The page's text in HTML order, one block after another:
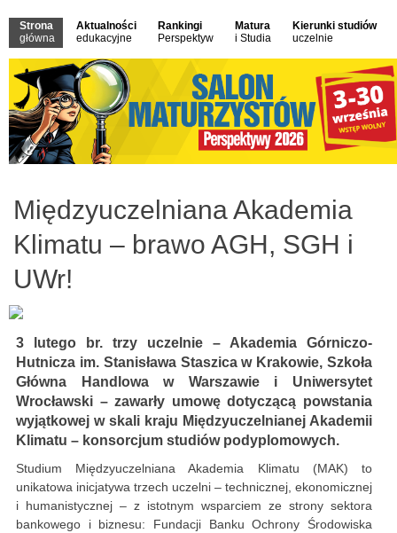
Strona
główna
Aktualności
edukacyjne
Rankingi
Perspektyw
Matura
i Studia
Kierunki studiów
uczelnie
Międzyuczelniana Akademia
Klimatu – brawo AGH, SGH i
UWr!
3 lutego br. trzy uczelnie – Akademia Górniczo-
Hutnicza im. Stanisława Staszica w Krakowie, Szkoła
Główna Handlowa w Warszawie i Uniwersytet
Wrocławski – zawarły umowę dotyczącą powstania
wyjątkowej w skali kraju Międzyuczelnianej Akademii
Klimatu – konsorcjum studiów podyplomowych.
Studium Międzyuczelniana Akademia Klimatu (MAK) to
unikatowa inicjatywa trzech uczelni – technicznej, ekonomicznej
i humanistycznej – z istotnym wsparciem ze strony sektora
bankowego i biznesu: Fundacji Banku Ochrony Środowiska